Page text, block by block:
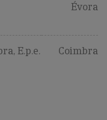
Évora
E.p.e. Coimbra